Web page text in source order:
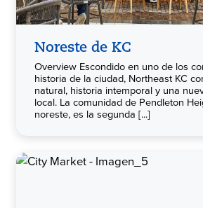
Noreste de KC
Overview Escondido en uno de los
historia de la ciudad, Northeast KC
natural, historia intemporal y una
local. La comunidad de Pendleton
noreste, es la segunda [...]